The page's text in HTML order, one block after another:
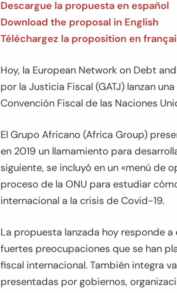
Descargue la propuesta en español
Download the proposal in English
Téléchargez la proposition en
Hoy, la European Network on Debt
por la Justicia Fiscal (GATJ) lanzan
Convención Fiscal de las Naciones
El Grupo Africano (Africa Group)
en 2019 un llamamiento para
siguiente, se incluyó en un «menú de
proceso de la ONU para estudiar
internacional a la crisis de Covid-19.
La propuesta lanzada hoy responde
fuertes preocupaciones que se han
fiscal internacional. También integra
presentadas por gobiernos,